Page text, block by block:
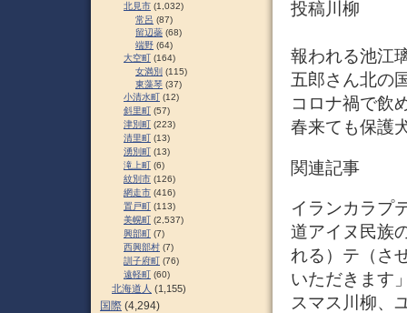
投稿川柳
報われる池江
五郎さん北の
コロナ禍で飲
春来ても保護
関連記事
イランカラプ
道アイヌ民族
れる）テ（さ
いただきます
スマス川柳、
北見市 (1,032)
常呂 (87)
留辺蘂 (68)
端野 (64)
大空町 (164)
女満別 (115)
東藻琴 (37)
小清水町 (12)
斜里町 (57)
津別町 (223)
清里町 (13)
湧別町 (13)
滝上町 (6)
紋別市 (126)
網走市 (416)
置戸町 (113)
美幌町 (2,537)
興部町 (7)
西興部村 (7)
訓子府町 (76)
遠軽町 (60)
北海道人 (1,155)
国際 (4,294)